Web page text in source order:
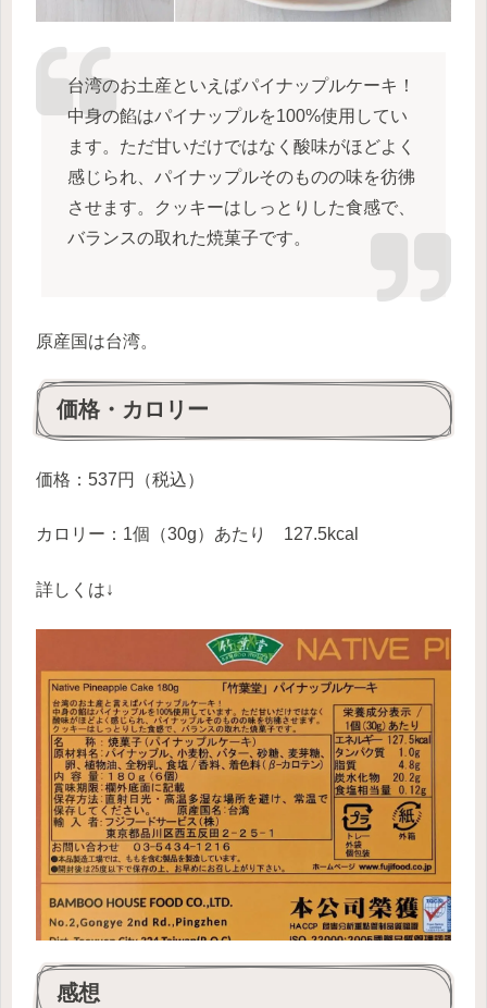
台湾のお土産といえばパイナップルケーキ！
中身の餡はパイナップルを100%使用してい
ます。ただ甘いだけではなく酸味がほどよく
感じられ、パイナップルそのものの味を彷彿
させます。クッキーはしっとりした食感で、
バランスの取れた焼菓子です。
原産国は台湾。
価格・カロリー
価格：537円（税込）
カロリー：1個（30g）あたり 127.5kcal
詳しくは↓
感想